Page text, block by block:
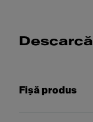
Descarcă
Fişă produs